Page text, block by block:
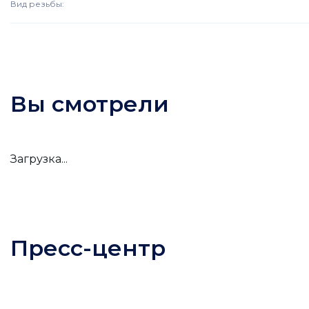
Вид резьбы:
Вы смотрели
Загрузка...
Пресс-центр